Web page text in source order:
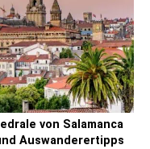
von Salamanca
Auswanderertipps